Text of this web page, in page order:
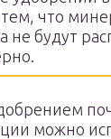
тем, что
не будут
можно